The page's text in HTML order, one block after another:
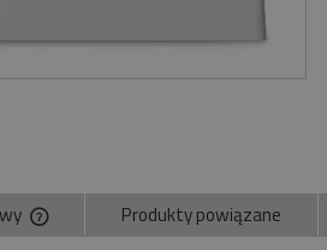
Produkty powiązane